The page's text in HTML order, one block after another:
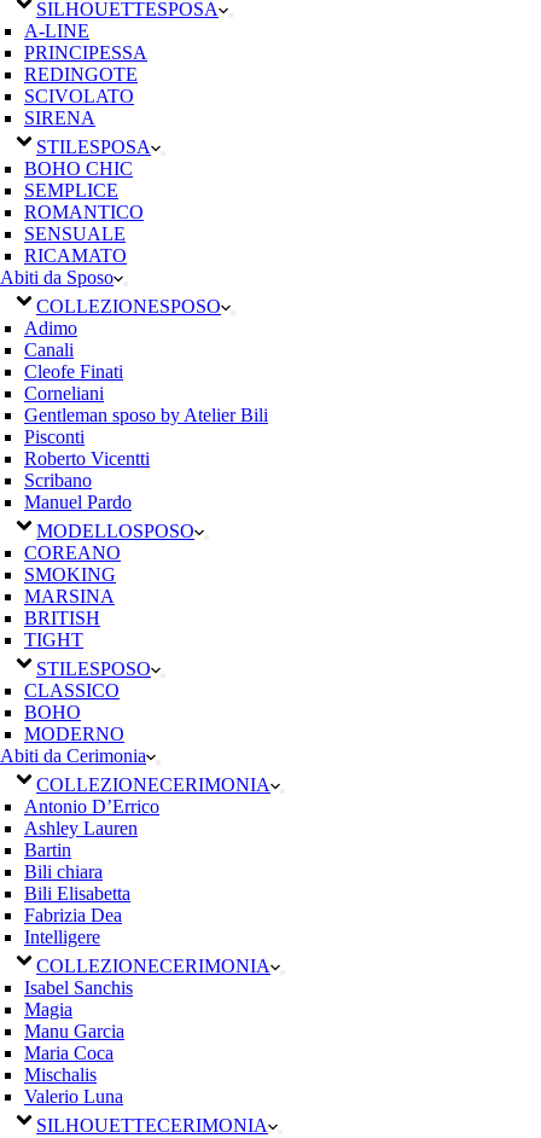
SILHOUETTESPOSA
A-LINE
PRINCIPESSA
REDINGOTE
SCIVOLATO
SIRENA
STILESPOSA
BOHO CHIC
SEMPLICE
ROMANTICO
SENSUALE
RICAMATO
Abiti da Sposo
COLLEZIONESPOSO
Adimo
Canali
Cleofe Finati
Corneliani
Gentleman sposo by Atelier Bili
Pisconti
Roberto Vicentti
Scribano
Manuel Pardo
MODELLOSPOSO
COREANO
SMOKING
MARSINA
BRITISH
TIGHT
STILESPOSO
CLASSICO
BOHO
MODERNO
Abiti da Cerimonia
COLLEZIONECERIMONIA
Antonio D’Errico
Ashley Lauren
Bartin
Bili chiara
Bili Elisabetta
Fabrizia Dea
Intelligere
COLLEZIONECERIMONIA
Isabel Sanchis
Magia
Manu Garcia
Maria Coca
Mischalis
Valerio Luna
SILHOUETTECERIMONIA